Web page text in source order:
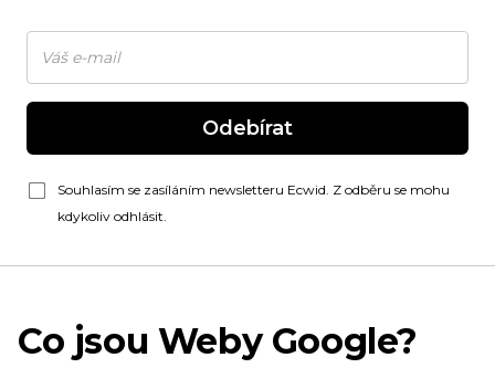
Odebírat
Souhlasím se zasíláním newsletteru Ecwid. Z odběru se mohu
kdykoliv odhlásit.
Co jsou Weby Google?